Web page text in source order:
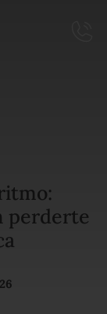
perderte